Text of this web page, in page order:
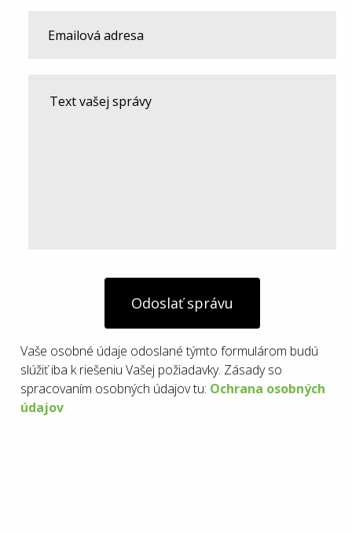
Odoslať správu
Vaše osobné údaje odoslané týmto formulárom budú
slúžiť iba k riešeniu Vašej požiadavky. Zásady so
spracovaním osobných údajov tu: Ochrana osobných
údajov